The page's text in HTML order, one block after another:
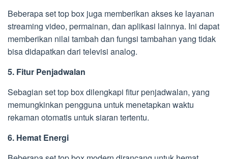
Beberapa set top box juga memberikan akses ke layanan
streaming video, permainan, dan aplikasi lainnya. Ini dapat
memberikan nilai tambah dan fungsi tambahan yang tidak
bisa didapatkan dari televisi analog.
5. Fitur Penjadwalan
Sebagian set top box dilengkapi fitur penjadwalan, yang
memungkinkan pengguna untuk menetapkan waktu
rekaman otomatis untuk siaran tertentu.
6. Hemat Energi